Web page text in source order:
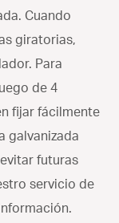
Cuando
giratorias,
Para
de 4
fijar fácilmente
galvanizada
futuras
servicio de